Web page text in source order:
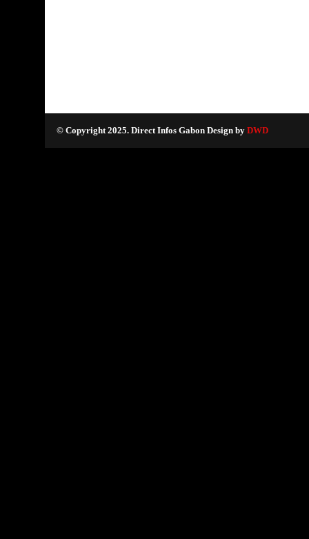
© Copyright 2025. Direct Infos Gabon Design by DWD